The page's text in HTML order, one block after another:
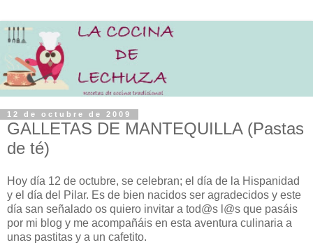
12 de octubre de 2009
GALLETAS DE MANTEQUILLA (Pastas
de té)
Hoy día 12 de octubre, se celebran; el día de la Hispanidad
y el día del Pilar. Es de bien nacidos ser agradecidos y este
día san señalado os quiero invitar a tod@s l@s que pasáis
por mi blog y me acompañáis en esta aventura culinaria a
unas pastitas y a un cafetito.